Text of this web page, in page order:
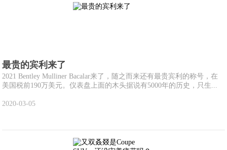
最贵的宾利来了
2021 Bentley Mulliner Bacalar来了，随之而来还有最贵宾利的称号，在
美国税前190万美元。仪表盘上面的木头据说有5000年的历史，只生...
2020-03-05